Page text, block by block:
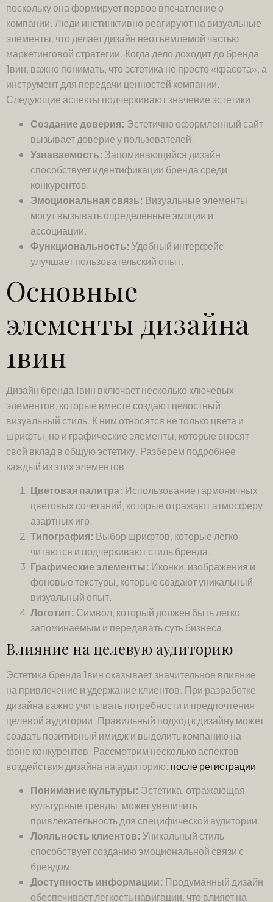
поскольку она формирует первое впечатление о
компании. Люди инстинктивно реагируют на визуальные
элементы, что делает дизайн неотъемлемой частью
маркетинговой стратегии. Когда дело доходит до бренда
1вин, важно понимать, что эстетика не просто «красота», а
инструмент для передачи ценностей компании.
Следующие аспекты подчеркивают значение эстетики:
Создание доверия: Эстетично оформленный сайт
вызывает доверие у пользователей.
Узнаваемость: Запоминающийся дизайн
способствует идентификации бренда среди
конкурентов.
Эмоциональная связь: Визуальные элементы
могут вызывать определенные эмоции и
ассоциации.
Функциональность: Удобный интерфейс
улучшает пользовательский опыт.
Основные
элементы дизайна
1вин
Дизайн бренда 1вин включает несколько ключевых
элементов, которые вместе создают целостный
визуальный стиль. К ним относятся не только цвета и
шрифты, но и графические элементы, которые вносят
свой вклад в общую эстетику. Разберем подробнее
каждый из этих элементов:
Цветовая палитра: Использование гармоничных
цветовых сочетаний, которые отражают атмосферу
азартных игр.
Типография: Выбор шрифтов, которые легко
читаются и подчеркивают стиль бренда.
Графические элементы: Иконки, изображения и
фоновые текстуры, которые создают уникальный
визуальный опыт.
Логотип: Символ, который должен быть легко
запоминаемым и передавать суть бизнеса.
Влияние на целевую аудиторию
Эстетика бренда 1вин оказывает значительное влияние
на привлечение и удержание клиентов. При разработке
дизайна важно учитывать потребности и предпочтения
целевой аудитории. Правильный подход к дизайну может
создать позитивный имидж и выделить компанию на
фоне конкурентов. Рассмотрим несколько аспектов
воздействия дизайна на аудиторию: после регистрации
Понимание культуры: Эстетика, отражающая
культурные тренды, может увеличить
привлекательность для специфической аудитории.
Лояльность клиентов: Уникальный стиль
способствует созданию эмоциональной связи с
брендом.
Доступность информации: Продуманный дизайн
обеспечивает легкость навигации, что влияет на